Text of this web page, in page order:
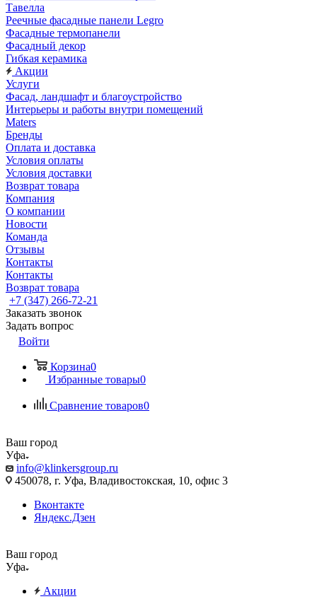
Тавелла
Реечные фасадные панели Legro
Фасадные термопанели
Фасадный декор
Гибкая керамика
Акции
Услуги
Фасад, ландшафт и благоустройство
Интерьеры и работы внутри помещений
Maters
Бренды
Оплата и доставка
Условия оплаты
Условия доставки
Возврат товара
Компания
О компании
Новости
Команда
Отзывы
Контакты
Контакты
Возврат товара
+7 (347) 266-72-21
Заказать звонок
Задать вопрос
Войти
Корзина0
Избранные товары0
Сравнение товаров0
Ваш город
Уфа
info@klinkersgroup.ru
450078, г. Уфа, Владивостокская, 10, офис 3
Вконтакте
Яндекс.Дзен
Ваш город
Уфа
Акции